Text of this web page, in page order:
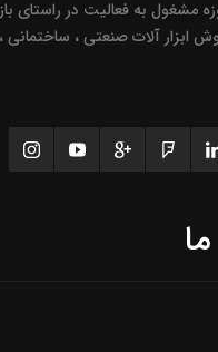
مشغول به فعالیت در راستای
ابزار آلات صنعتی ،